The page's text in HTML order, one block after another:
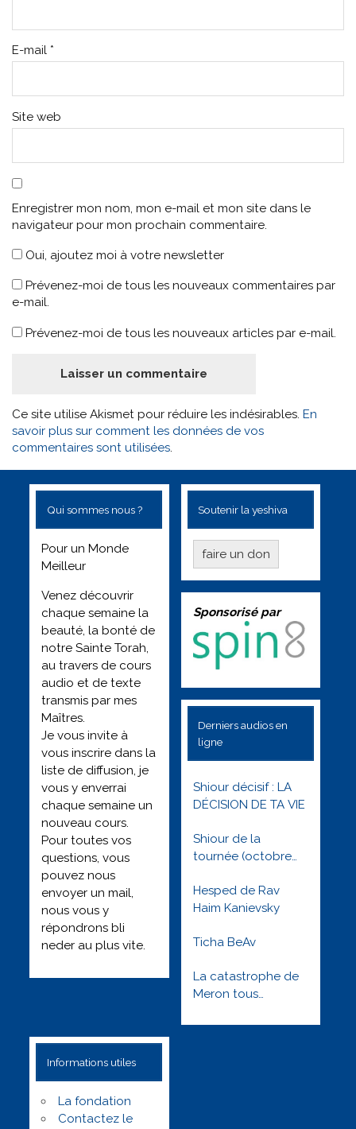
E-mail *
Site web
Enregistrer mon nom, mon e-mail et mon site dans le
navigateur pour mon prochain commentaire.
Oui, ajoutez moi à votre newsletter
Prévenez-moi de tous les nouveaux commentaires par
e-mail.
Prévenez-moi de tous les nouveaux articles par e-mail.
Ce site utilise Akismet pour réduire les indésirables. En
savoir plus sur comment les données de vos
commentaires sont utilisées.
Qui sommes nous ?
Pour un Monde
Meilleur
Venez découvrir
chaque semaine la
beauté, la bonté de
notre Sainte Torah,
au travers de cours
audio et de texte
transmis par mes
Maîtres.
Je vous invite à
vous inscrire dans la
liste de diffusion, je
vous y enverrai
chaque semaine un
nouveau cours.
Pour toutes vos
questions, vous
pouvez nous
envoyer un mail,
nous vous y
répondrons bli
neder au plus vite.
Soutenir la yeshiva
faire un don
Sponsorisé par
Derniers audios en
ligne
Shiour décisif : LA
DÉCISION DE TA VIE
Shiour de la
tournée (octobre
toute l’année
Hesped de Rav
Haim Kanievsky
Ticha BeAv
La catastrophe de
Meron tous
solidaires –
Informations utiles
La fondation
Contactez le